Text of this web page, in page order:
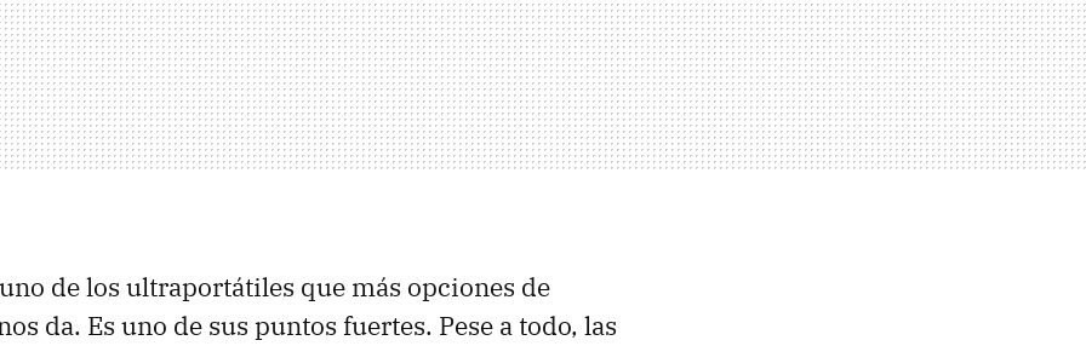
de los ultraportátiles que más opciones de
da. Es uno de sus puntos fuertes. Pese a todo, las